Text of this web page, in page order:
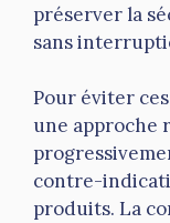
préserver la
sans
Pour éviter
une approche
contre-
produits. La